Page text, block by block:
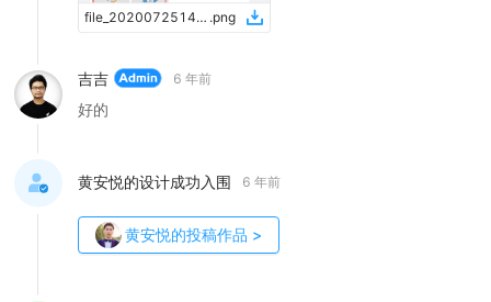
file_20200725143808 .png
吉吉 6 年前
好的
黄安悦的设计成功入围 6 年前
黄安悦的投稿作品 >